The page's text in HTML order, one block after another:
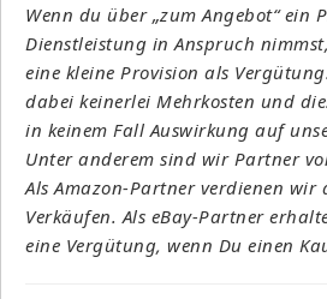
Wenn du über „zum Angebot“ ein
Dienstleistung in Anspruch
eine kleine Provision als
dabei keinerlei Mehrkosten und
in keinem Fall Auswirkung auf
Unter anderem sind wir Partner
Als Amazon-Partner verdienen
Verkäufen. Als eBay-Partner
eine Vergütung, wenn Du einen